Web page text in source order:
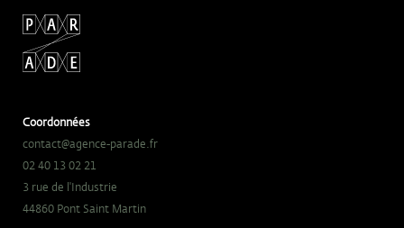
Coordonnées
contact@agence-parade.fr
02 40 13 02 21
3 rue de l'Industrie
44860 Pont Saint Martin